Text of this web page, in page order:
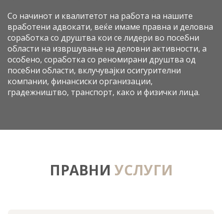
Со начинот и квалитетот на работа на нашите
вработени адвокати, веќе имаме правна и деловна
соработка со друштва кои се лидери во посебни
области на извршување на деловни активности, а
особено, соработка со реномирани друштва од
посебни области, вклучувајки осигурителни
компании, финансиски организации,
градежништво, транспорт, како и физички лица.
ПРАВНИ УСЛУГИ